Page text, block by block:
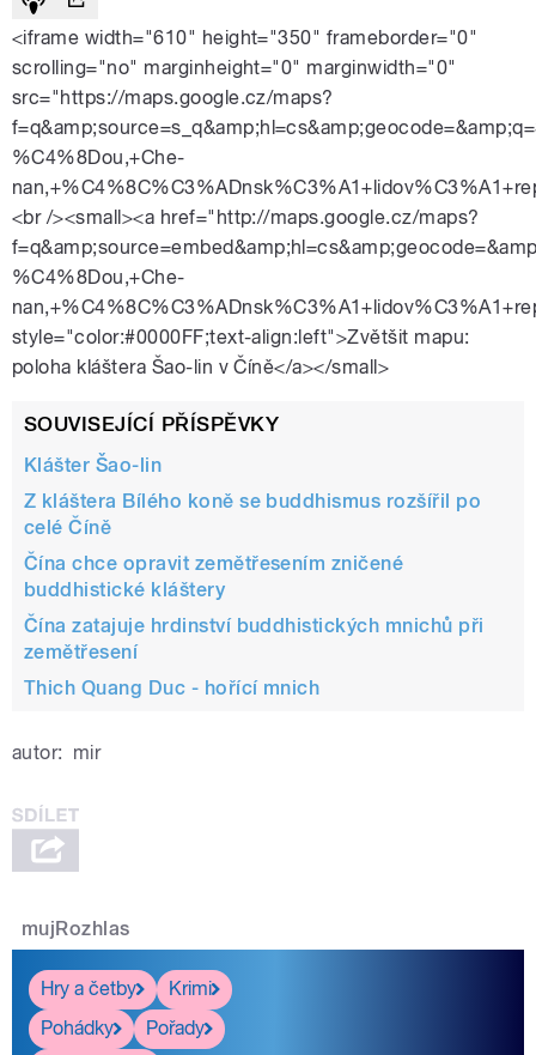
<iframe width="610" height="350" frameborder="0"
scrolling="no" marginheight="0" marginwidth="0"
src="https://maps.google.cz/maps?
%C4%8Dou,+Che-
<br /><small><a href="http://maps.google.cz/maps?
%C4%8Dou,+Che-
style="color:#0000FF;text-align:left">Zvětšit mapu:
poloha kláštera Šao-lin v Číně</a></small>
SOUVISEJÍCÍ PŘÍSPĚVKY
Klášter Šao-lin
Z kláštera Bílého koně se buddhismus rozšířil po
celé Číně
Čína chce opravit zemětřesením zničené
buddhistické kláštery
Čína zatajuje hrdinství buddhistických mnichů při
zemětřesení
Thich Quang Duc - hořící mnich
autor: mir
mujRozhlas
Hry a četby
Krimi
Pohádky
Pořady